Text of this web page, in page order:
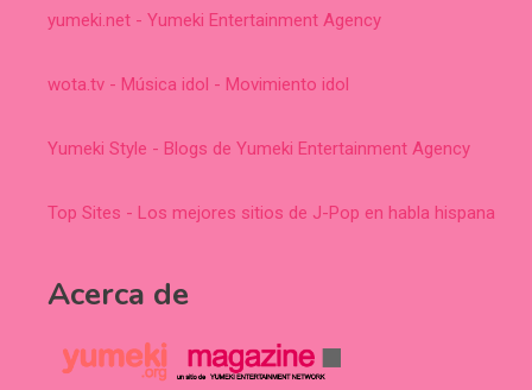
yumeki.net - Yumeki Entertainment Agency
wota.tv - Música idol - Movimiento idol
Yumeki Style - Blogs de Yumeki Entertainment Agency
Top Sites - Los mejores sitios de J-Pop en habla hispana
Acerca de